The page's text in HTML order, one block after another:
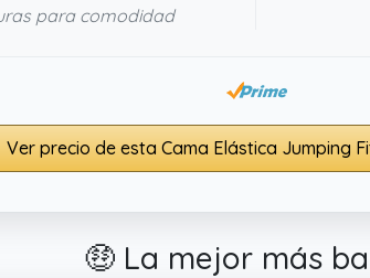
para comodidad
Ver precio de esta Cama Elástica Jumping
🤑 La mejor más